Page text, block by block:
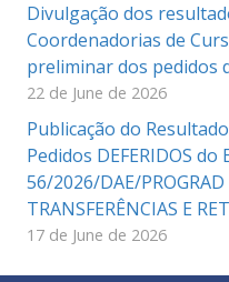
Divulgação dos
Coordenadorias de
preliminar dos pedidos
22 de June de 2026
Publicação do
Pedidos DEFERIDOS do
56/2026/DAE/
TRANSFERÊNCIAS E
17 de June de 2026